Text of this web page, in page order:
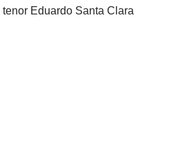
Eduardo Santa Clara